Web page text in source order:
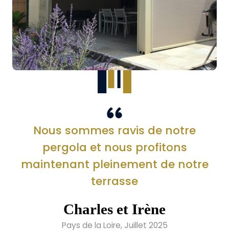
Nous sommes ravis de notre
pergola et nous profitons
maintenant pleinement de notre
terrasse
Charles et Irène
Pays de la Loire, Juillet 2025